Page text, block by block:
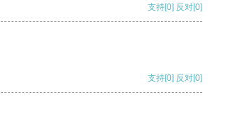
支持[0] 反对[0]
支持[0] 反对[0]